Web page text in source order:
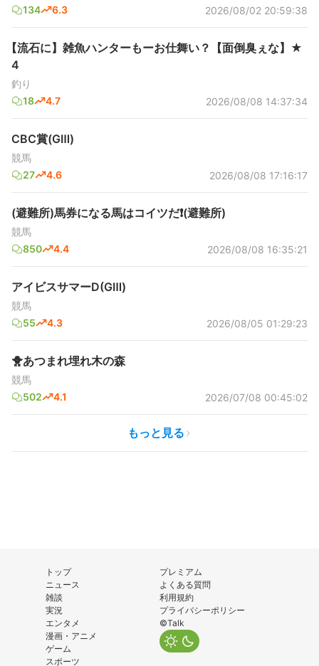
134
6.3 2026/08/02 20:59:38
【流石に】雑魚ハンターもーお仕舞い？【面倒臭ぇな】★
4
釣り
18
4.7 2026/08/08 14:37:34
CBC賞(GⅢ)
競馬
27
4.6 2026/08/08 17:16:17
(避難所)馬券になる馬はコイツだ❗(避難所)
競馬
850
4.4 2026/08/08 16:35:21
アイビスサマーD(GⅢ)
競馬
55
4.3 2026/08/05 01:29:23
🐥あつまれ埋れ木の森
競馬
502
4.1 2026/07/08 00:45:02
もっと見る
トップ
ニュース
雑談
実況
エンタメ
漫画・アニメ
ゲーム
スポーツ
プレミアム
よくある質問
利用規約
プライバシーポリシー
©Talk